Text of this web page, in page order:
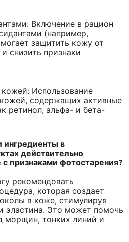
Включение в рацион
(например,
защитить кожу от
снизить признаки
кожей: Использование
содержащих активные
ретинол, альфа- и бета-
ингредиенты в
действительно
признаками фотостарения?
рекомендовать
которая создает
в коже, стимулируя
эластина. Это может помочь
морщин, тонких линий и